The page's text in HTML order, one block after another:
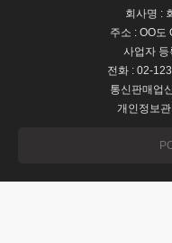
회사명 :
주소 : OO도
사업자
전화 : 02-
통신판매업
개인정보